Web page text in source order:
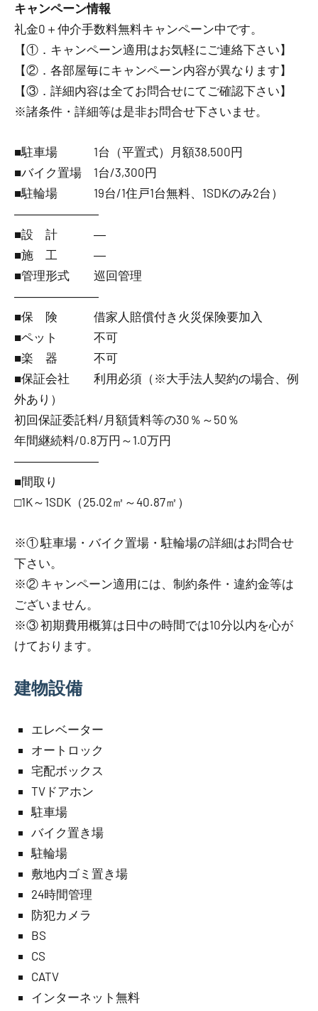
キャンペーン情報
礼金0 ＋ 仲介手数料無料キャンペーン中です。
【①．キャンペーン適用はお気軽にご連絡下さい】
【②．各部屋毎にキャンペーン内容が異なります】
【③．詳細内容は全てお問合せにてご確認下さい】
※諸条件・詳細等は是非お問合せ下さいませ。
■駐車場 1台（平置式）月額38,500円
■バイク置場 1台/3,300円
■駐輪場 19台/1住戸1台無料、1SDKのみ2台）
―――――――
■設 計 ―
■施 工 ―
■管理形式 巡回管理
―――――――
■保 険 借家人賠償付き火災保険要加入
■ペット 不可
■楽 器 不可
■保証会社 利用必須（※大手法人契約の場合、例
外あり）
初回保証委託料/月額賃料等の30％～50％
年間継続料/0.8万円～1.0万円
―――――――
■間取り
□1K～1SDK（25.02㎡～40.87㎡）
※① 駐車場・バイク置場・駐輪場の詳細はお問合せ
下さい。
※② キャンペーン適用には、制約条件・違約金等は
ございません。
※③ 初期費用概算は日中の時間では10分以内を心が
けております。
建物設備
エレベーター
オートロック
宅配ボックス
TVドアホン
駐車場
バイク置き場
駐輪場
敷地内ゴミ置き場
24時間管理
防犯カメラ
BS
CS
CATV
インターネット無料